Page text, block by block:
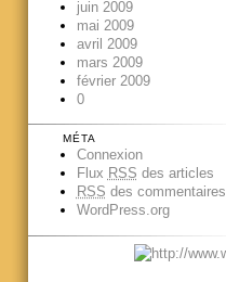
juin 2009
mai 2009
avril 2009
mars 2009
février 2009
0
MÉTA
Connexion
Flux RSS des articles
RSS des commentaires
WordPress.org